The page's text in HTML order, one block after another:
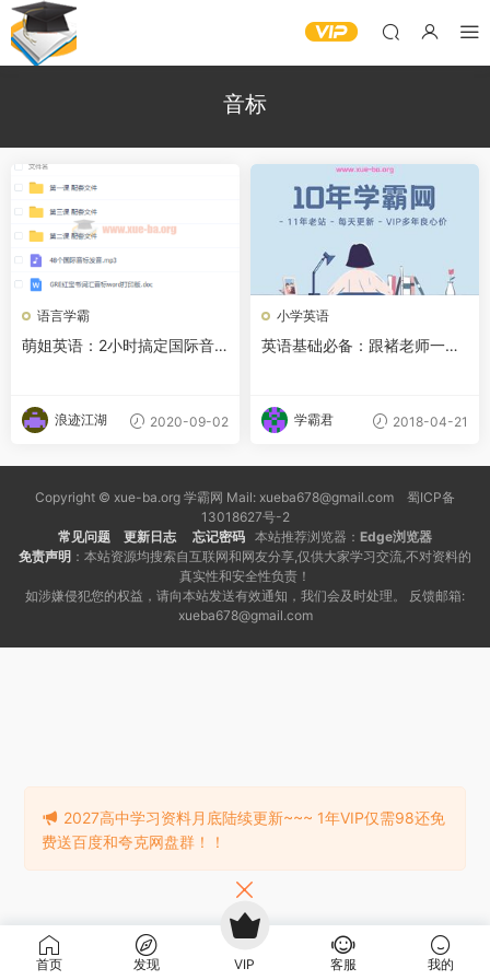
音标
语言学霸
萌姐英语：2小时搞定国际音
浪迹江湖 2020-09-02
小学英语
英语基础必备：跟褚老师一起
学霸君 2018-04-21
Copyright © xue-ba.org 学霸网 Mail: xueba678@gmail.com 蜀ICP备
13018627号-2
常见问题
更新日志 忘记密码 本站推荐浏览器： Edge浏览器
免责声明 ：本站资源均搜索自互联网和网友分享,仅供大家学习交流,不对资料的
真实性和安全性负责！
如涉嫌侵犯您的权益，请向本站发送有效通知，我们会及时处理。 反馈邮箱:
xueba678@gmail.com
首页 发现 VIP 客服 我的
2027高中学习资料月底陆续更新~~~ 1年VIP仅需98还免
费送百度和夸克网盘群！！